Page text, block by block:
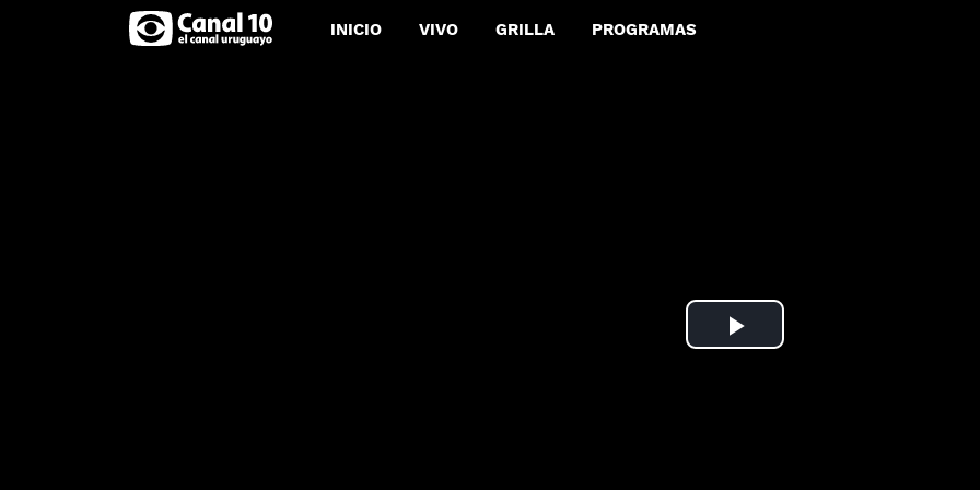
INICIO VIVO GRILLA PROGRAMAS
Play